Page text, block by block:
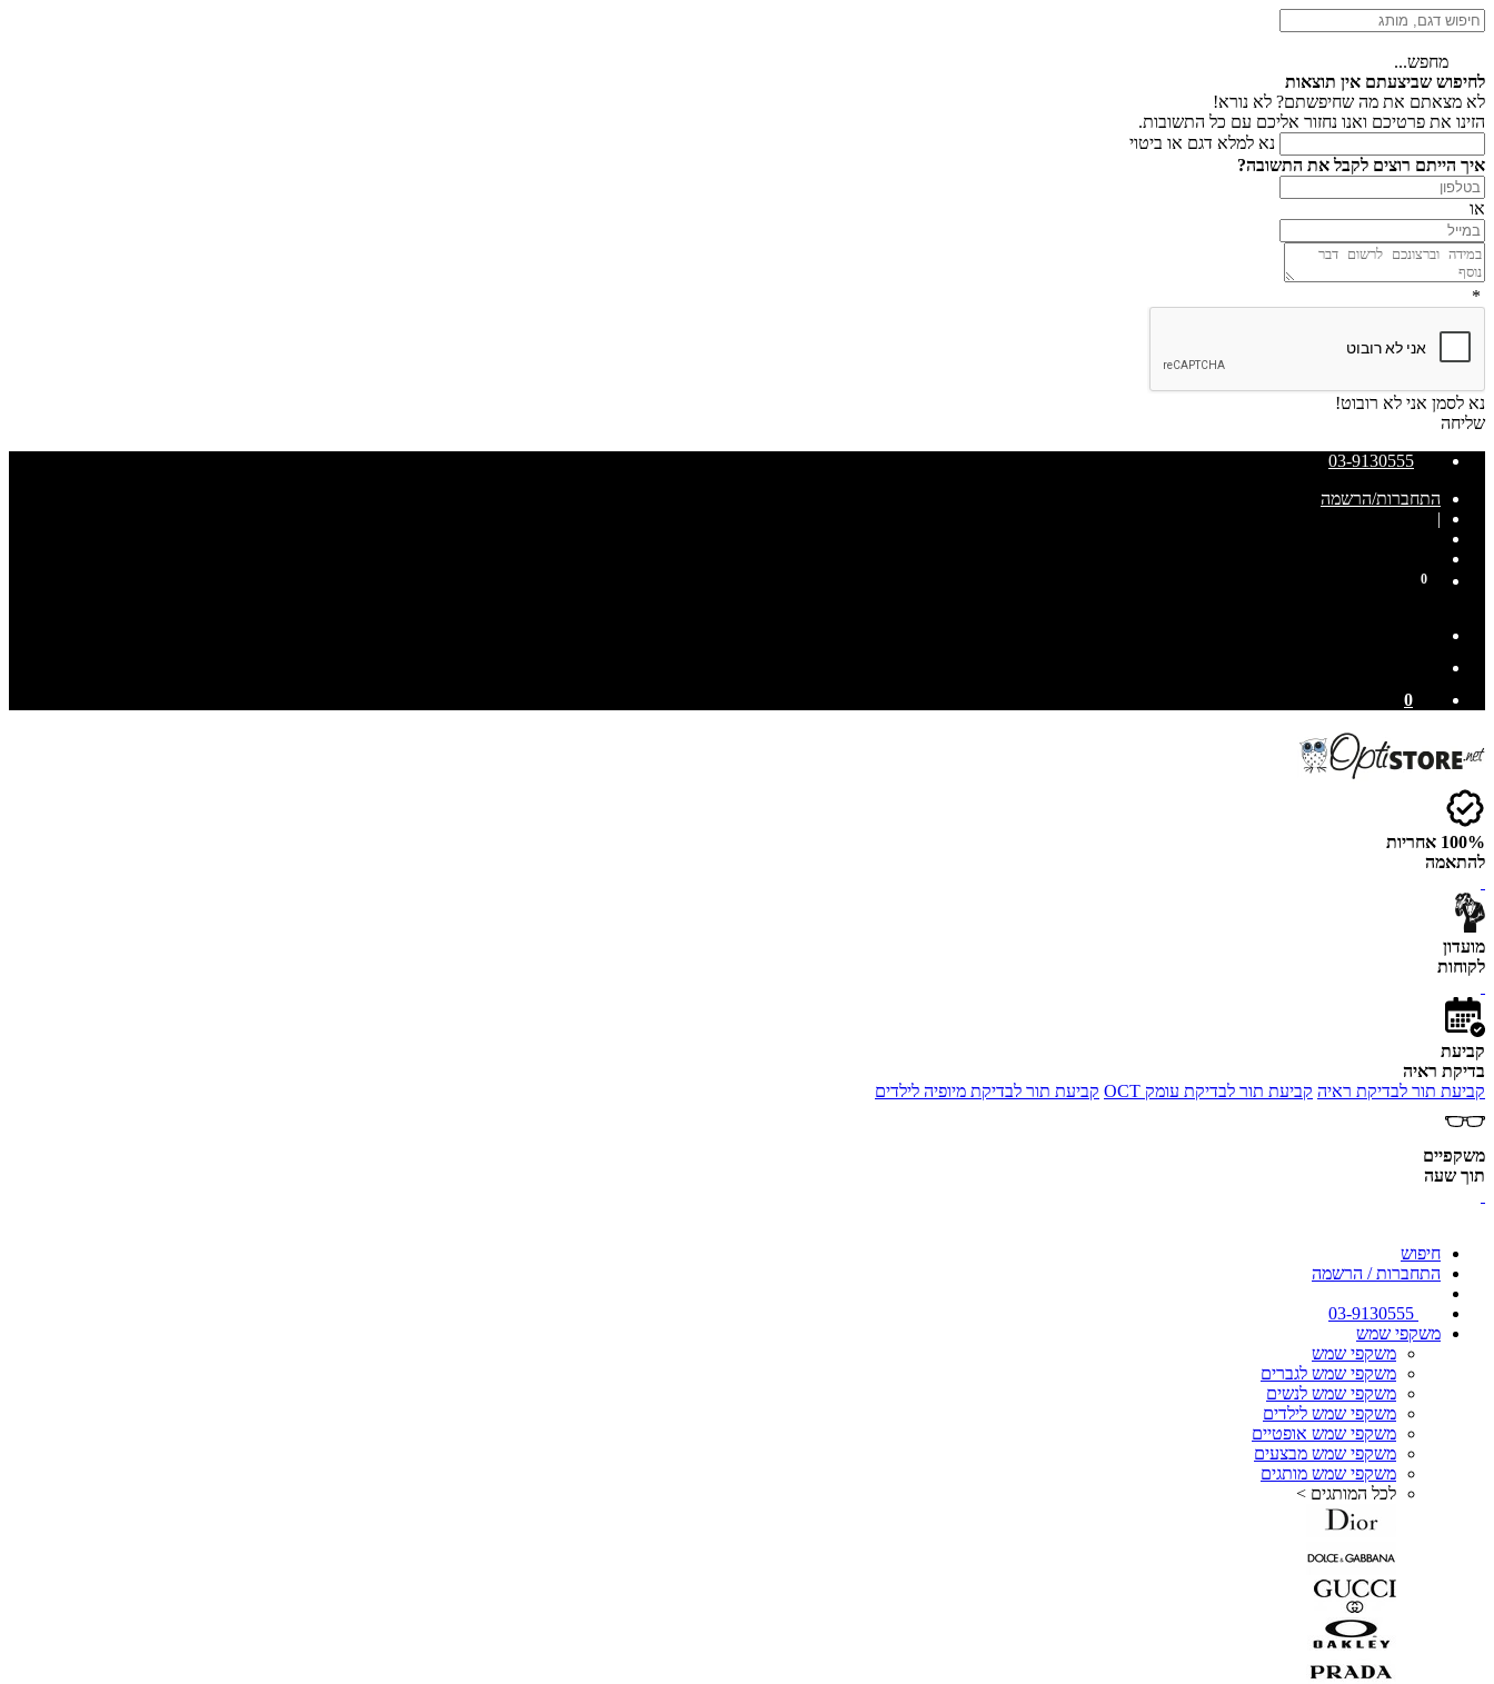
מחפש...
לחיפוש שביצעתם אין תוצאות
לא מצאתם את מה שחיפשתם? לא נורא!
הזינו את פרטיכם ואנו נחזור אליכם עם כל התשובות.
נא למלא דגם או ביטוי
איך הייתם רוצים לקבל את התשובה?
או
*
נא לסמן אני לא רובוט!
שליחה
03-9130555
התחברות/הרשמה
|
0
0
100% אחריות
להתאמה
מועדון
לקוחות
קביעת
בדיקת ראיה
קביעת תור לבדיקת ראיה קביעת תור לבדיקת עומק OCT קביעת תור לבדיקת מיופיה לילדים
משקפיים
תוך שעה
חיפוש
התחברות / הרשמה
משקפי שמש
משקפי שמש
משקפי שמש לגברים
משקפי שמש לנשים
משקפי שמש לילדים
משקפי שמש אופטיים
משקפי שמש מבצעים
משקפי שמש מותגים
לכל המותגים >